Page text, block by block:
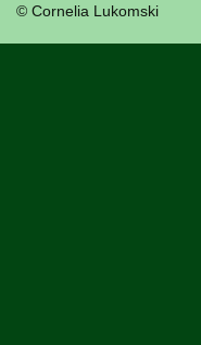
© Cornelia Lukomski